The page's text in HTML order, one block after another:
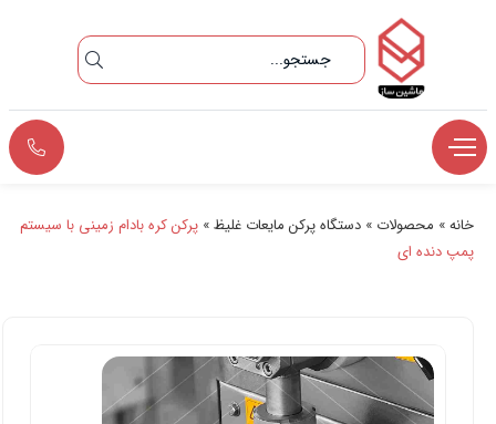
خانه» محصولات » دستگاه پرکن مایعات غلیظ» پرکن کره بادام زمینی با سیستم
پمپ دنده ای